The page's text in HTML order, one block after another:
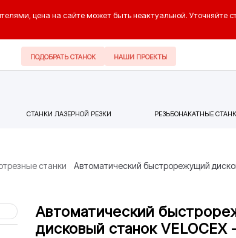
цена на сайте может быть неактуальной. Уточняйте
ПОДОБРАТЬ СТАНОК НАШИ ПРОЕКТЫ
СТАНКИ ЛАЗЕРНОЙ РЕЗКИ РЕЗЬБОНАКАТНЫЕ
станки Автоматический быстрорежущий
Автоматический
дисковый станок VELOCEX